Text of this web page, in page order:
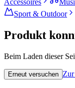
Accessoires
Sport & Outdoor
Produkt
Beim Laden dieser
Erneut versuchen Zur